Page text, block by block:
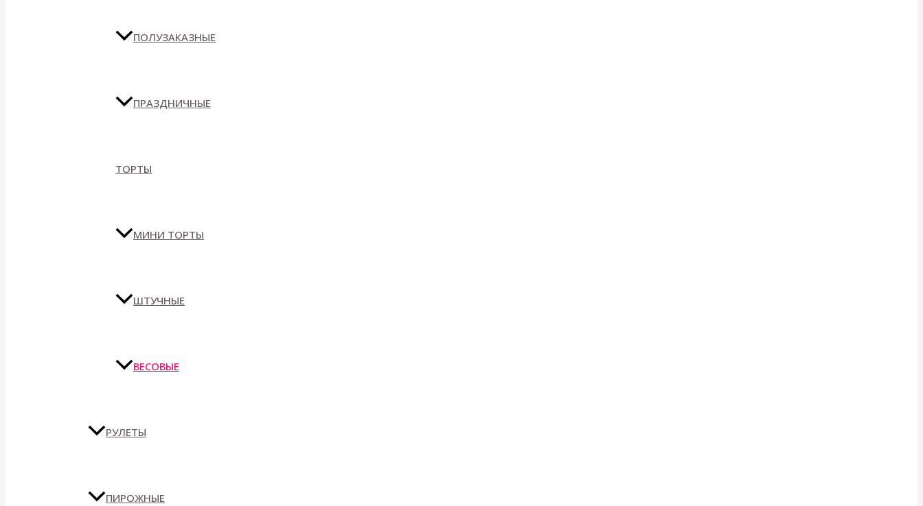
ПОЛУЗАКАЗНЫЕ
ПРАЗДНИЧНЫЕ
ТОРТЫ
МИНИ ТОРТЫ
ШТУЧНЫЕ
ВЕСОВЫЕ
РУЛЕТЫ
ПИРОЖНЫЕ